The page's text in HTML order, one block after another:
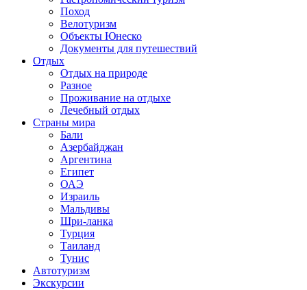
Поход
Велотуризм
Объекты Юнеско
Документы для путешествий
Отдых
Отдых на природе
Разное
Проживание на отдыхе
Лечебный отдых
Страны мира
Бали
Азербайджан
Аргентина
Египет
ОАЭ
Израиль
Мальдивы
Шри-ланка
Турция
Таиланд
Тунис
Автотуризм
Экскурсии